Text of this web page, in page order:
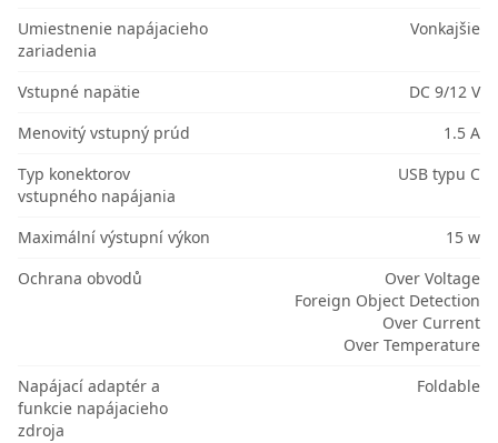
Umiestnenie napájacieho
zariadenia
Vonkajšie
Vstupné napätie
DC 9/12 V
Menovitý vstupný prúd
1.5 A
Typ konektorov
vstupného napájania
USB typu C
Maximální výstupní výkon
15 w
Ochrana obvodů
Over Voltage
Foreign Object Detection
Over Current
Over Temperature
Napájací adaptér a
funkcie napájacieho
zdroja
Foldable